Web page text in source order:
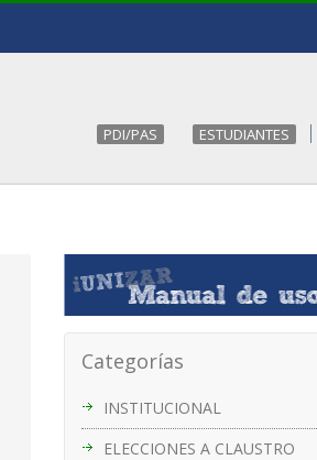
PDI/PAS ESTUDIANTES
Categorías
INSTITUCIONAL
ELECCIONES A CLAUSTRO